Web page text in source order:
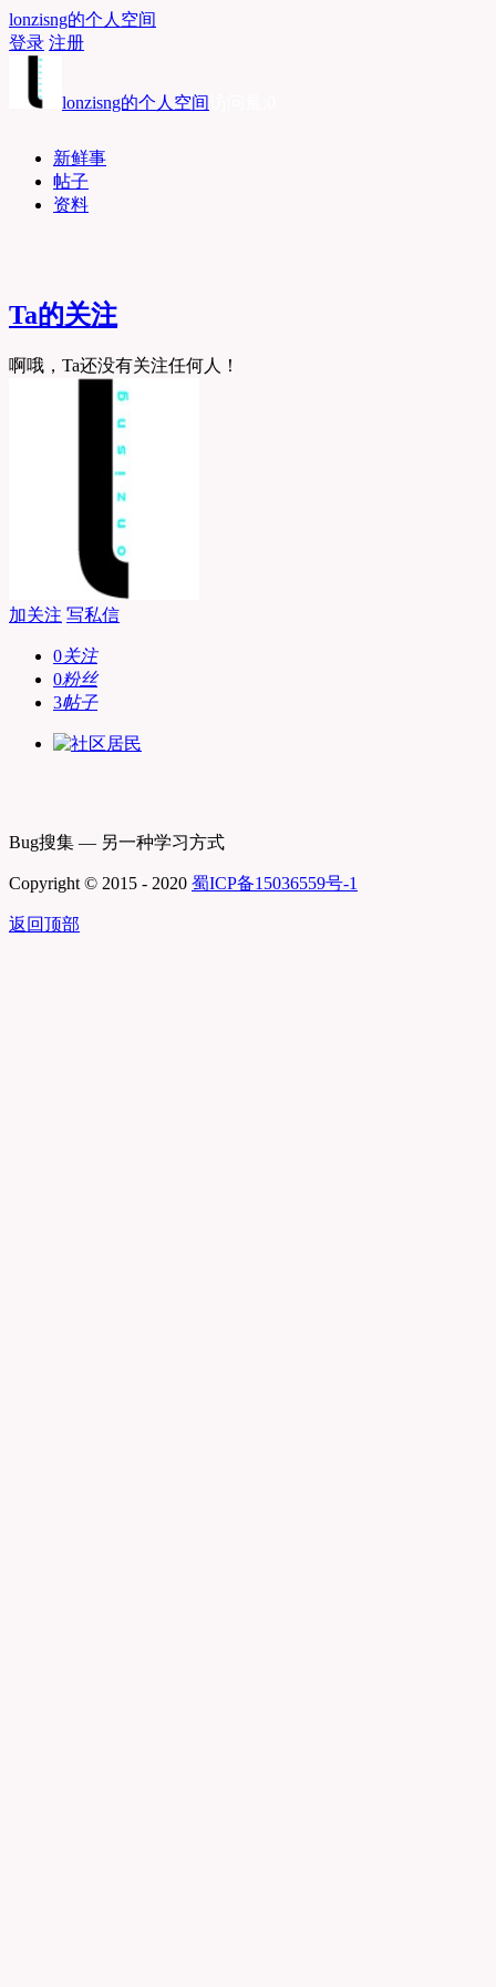
lonzisng的个人空间
登录 注册
lonzisng的个人空间
新鲜事
帖子
资料
Ta的关注
啊哦，Ta还没有关注任何人！
加关注 写私信
0关注
0粉丝
3帖子
Bug搜集 — 另一种学习方式
Copyright © 2015 - 2020 蜀ICP备15036559号-1
返回顶部